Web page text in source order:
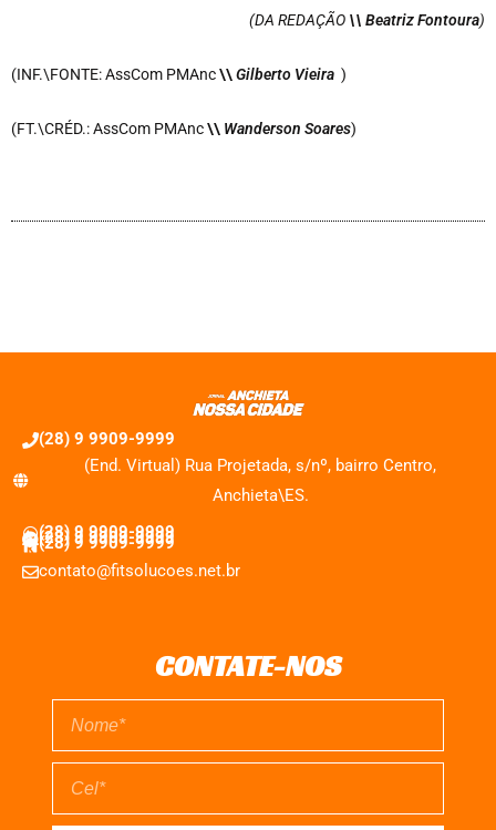
(DA REDAÇÃO \\ Beatriz Fontoura)
(INF.\FONTE: AssCom PMAnc\\Gilberto Vieira )
(FT.\CRÉD.: AssCom PMAnc\\ Wanderson Soares)
(28) 9 9909-9999
(End. Virtual) Rua Projetada, s/nº, bairro Centro,
Anchieta\ES.
(28) 9 9909-9999
(28) 9 9909-9999
(28) 9 9909-9999
contato@fitsolucoes.net.br
CONTATE-NOS